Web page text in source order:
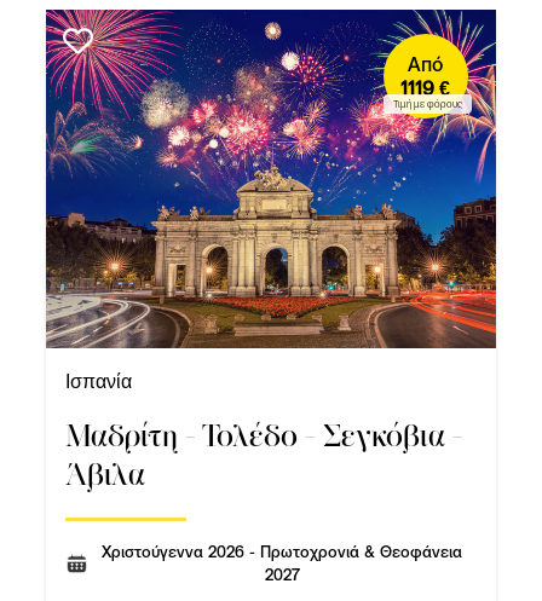
Από
1119 €
Τιμή με φόρους
Ισπανία
Μαδρίτη - Τολέδο - Σεγκόβια -
Άβιλα
Χριστούγεννα 2026 - Πρωτοχρονιά & Θεοφάνεια
2027